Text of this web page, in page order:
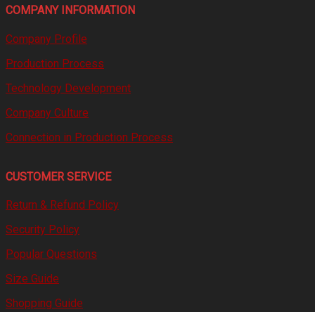
COMPANY INFORMATION
Company Profile
Production Process
Technology Development
Company Culture
Connection in Production Process
CUSTOMER SERVICE
Return & Refund Policy
Security Policy
Popular Questions
Size Guide
Shopping Guide